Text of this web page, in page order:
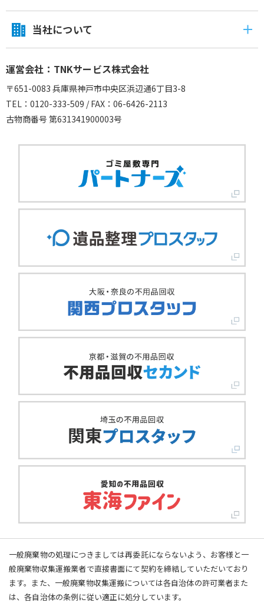
当社について
運営会社：TNKサービス株式会社
〒651-0083 兵庫県神戸市中央区浜辺通6丁目3-8
TEL：0120-333-509 / FAX：06-6426-2113
古物商番号 第631341900003号
一般廃棄物の処理につきましては再委託にならないよう、お客様と一
般廃棄物収集運搬業者で直接書面にて契約を締結していただいており
ます。また、一般廃棄物収集運搬については各自治体の許可業者また
は、各自治体の条例に従い適正に処分しています。